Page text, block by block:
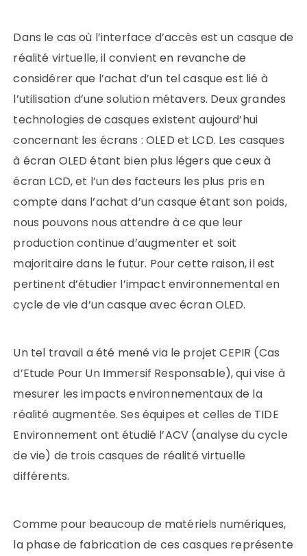
Dans le cas où l’interface d’accès est un casque de
réalité virtuelle, il convient en revanche de
considérer que l’achat d’un tel casque est lié à
l’utilisation d’une solution métavers. Deux grandes
technologies de casques existent aujourd’hui
concernant les écrans : OLED et LCD. Les casques
à écran OLED étant bien plus légers que ceux à
écran LCD, et l’un des facteurs les plus pris en
compte dans l’achat d’un casque étant son poids,
nous pouvons nous attendre à ce que leur
production continue d’augmenter et soit
majoritaire dans le futur. Pour cette raison, il est
pertinent d’étudier l’impact environnemental en
cycle de vie d’un casque avec écran OLED.
Un tel travail a été mené via le projet CEPIR (Cas
d’Etude Pour Un Immersif Responsable), qui vise à
mesurer les impacts environnementaux de la
réalité augmentée. Ses équipes et celles de TIDE
Environnement ont étudié l’ACV (analyse du cycle
de vie) de trois casques de réalité virtuelle
différents.
Comme pour beaucoup de matériels numériques,
la phase de fabrication de ces casques représente